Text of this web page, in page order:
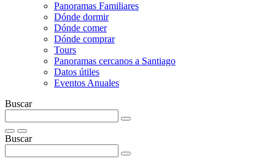
Panoramas Familiares
Dónde dormir
Dónde comer
Dónde comprar
Tours
Panoramas cercanos a Santiago
Datos útiles
Eventos Anuales
Buscar
Buscar